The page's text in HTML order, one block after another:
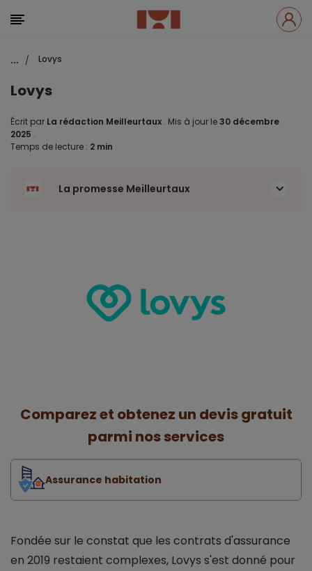
... / Lovys
Lovys
Écrit par La rédaction Meilleurtaux . Mis à jour le30 décembre
2025 .
Temps de lecture : 2 min
La promesse Meilleurtaux
Comparez et obtenez un devis gratuit
parmi nos services
Assurance habitation
Fondée sur le constat que les contrats d'assurance
en 2019 restaient complexes, Lovys s'est donné pour